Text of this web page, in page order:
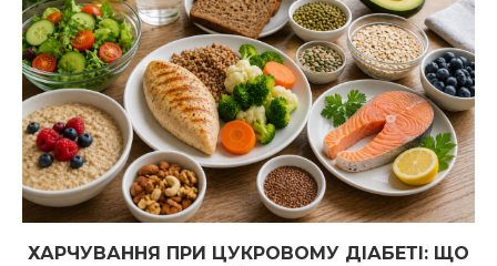
ХАРЧУВАННЯ ПРИ ЦУКРОВОМУ ДІАБЕТІ: ЩО